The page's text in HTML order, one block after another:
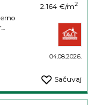
2.164 €/m2
04.08.2026.
Sačuvaj